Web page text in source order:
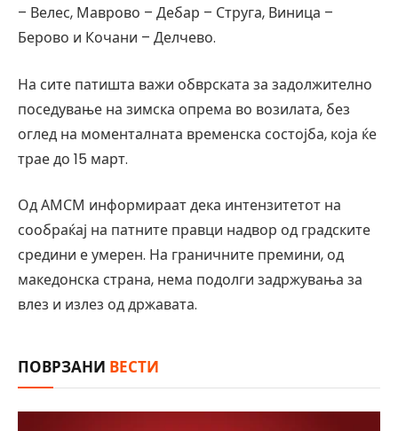
– Велес, Маврово – Дебар – Струга, Виница –
Берово и Кочани – Делчево.
На сите патишта важи обврската за задолжително
поседување на зимска опрема во возилата, без
оглед на моменталната временска состојба, која ќе
трае до 15 март.
Од АМСМ информираат дека интензитетот на
сообраќај на патните правци надвор од градските
средини е умерен. На граничните премини, од
македонска страна, нема подолги задржувања за
влез и излез од државата.
ПОВРЗАНИ ВЕСТИ